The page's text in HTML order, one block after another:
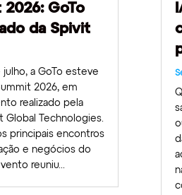
GoTo
da Spivit
a GoTo esteve
2026, em
realizado pela
Global Technologies.
principais encontros
e negócios do
reuniu...